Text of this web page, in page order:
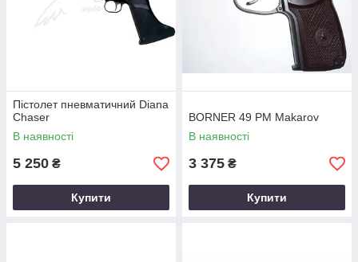
Пістолет пневматичний Diana
Chaser
В наявності
5 250 ₴
Купити
BORNER 49 PM Makarov
В наявності
3 375 ₴
Купити